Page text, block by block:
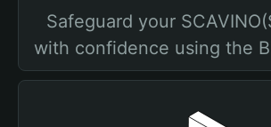
Safeguard your
with confidence using the